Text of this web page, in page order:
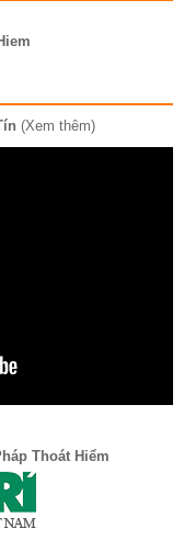
(Xem thêm)
Thoát Hiểm